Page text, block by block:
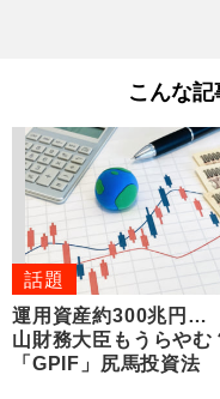
こんな
話題
運用資産約300兆円
山財務大臣もうらやむ
「GPIF」尻馬投資法